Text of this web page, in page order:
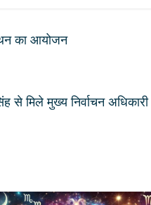
का आयोजन
से मिले मुख्य निर्वाचन अधिकारी